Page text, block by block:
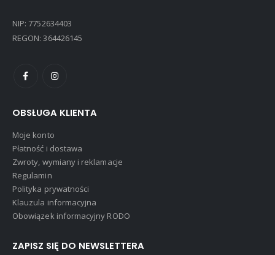
NIP: 7752634403
REGON: 364426145
OBSŁUGA KLIENTA
Moje konto
Płatność i dostawa
Zwroty, wymiany i reklamacje
Regulamin
Polityka prywatności
Klauzula informacyjna
Obowiązek informacyjny RODO
ZAPISZ SIĘ DO NEWSLETTERA